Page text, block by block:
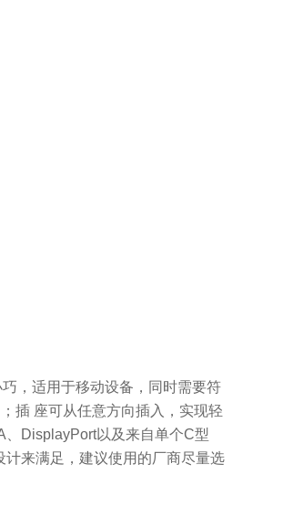
，适用于移动设备，同时需要符
插 座可从任意方向插入，实现轻
DisplayPort以及来自单个C型
来满足，建议使用的厂商尽量选